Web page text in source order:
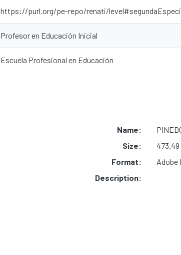
https://purl.org/pe-repo/renati/
Profesor en Educación Inicial
Escuela Profesional en Educación
Name:
Size:
473.49
Format:
Adobe
Description: